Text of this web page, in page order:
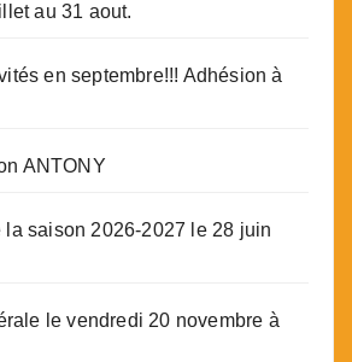
au 31 aout.
en septembre!!! Adhésion à
ANTONY
la saison 2026-2027 le 28 juin
le vendredi 20 novembre à